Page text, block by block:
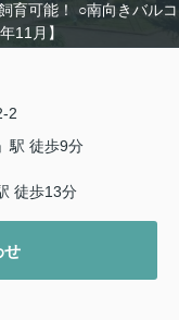
育可能！ ○南向きバルコ
11月】
2
」駅 徒歩9分
徒歩13分
せ